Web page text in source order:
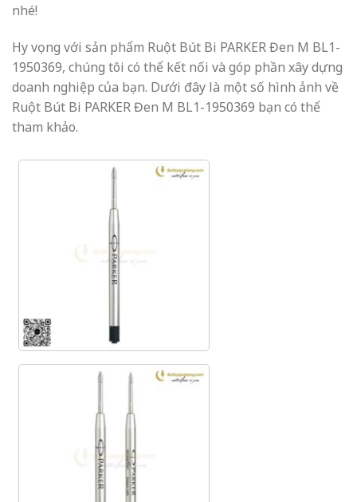
nhé!
Hy vọng với sản phẩm Ruột Bút Bi PARKER Đen M BL1-
1950369, chúng tôi có thể kết nối và góp phần xây dựng
doanh nghiệp của bạn. Dưới đây là một số hình ảnh về
Ruột Bút Bi PARKER Đen M BL1-1950369 bạn có thể
tham khảo.